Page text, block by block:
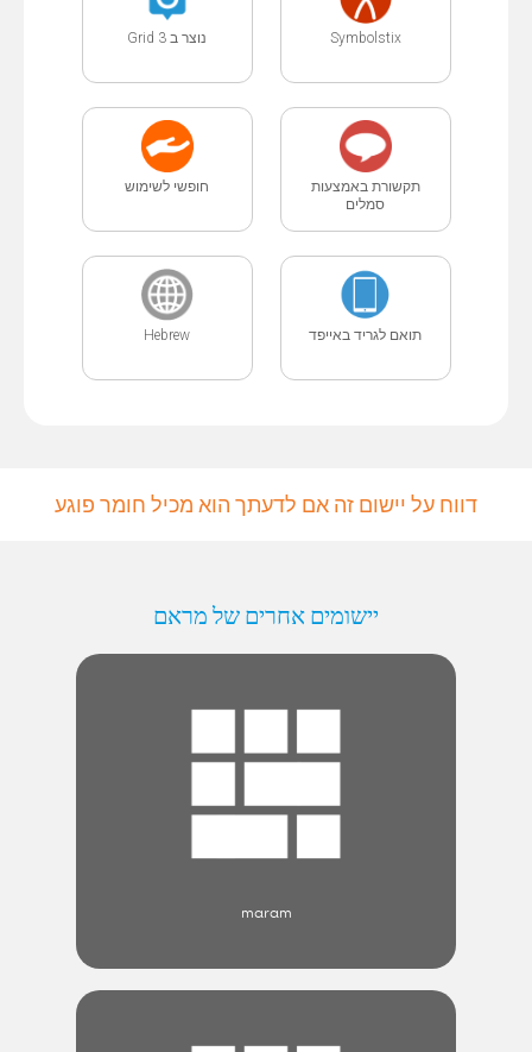
Symbolstix נוצר ב Grid 3
תקשורת באמצעות
סמלים
חופשי לשימוש
תואם לגריד באייפד Hebrew
דווח על יישום זה אם לדעתך הוא מכיל חומר פוגע
יישומים אחרים של מראם
maram